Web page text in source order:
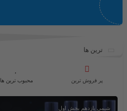
ترین ها
پر فروش ترین محبوب ترین ها
شیمی یازدهم بخش اول